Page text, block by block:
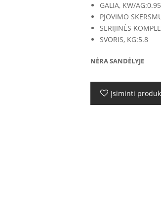
GALIA, KW/AG:
PJOVIMO
SERIJINĖS
SVORIS, KG:5.8
NĖRA SANDĖLYJE
Įsiminti